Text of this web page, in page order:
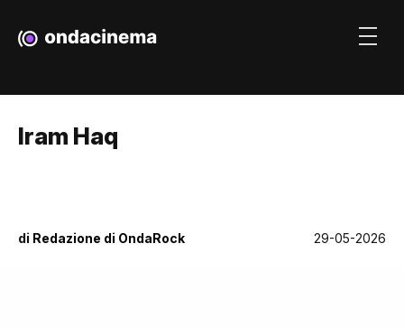
Iram Haq
di Redazione di OndaRock 29-05-2026